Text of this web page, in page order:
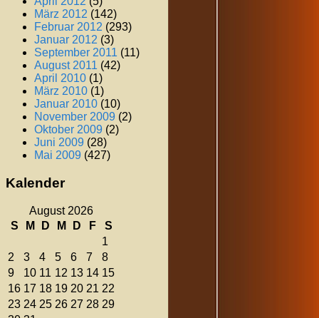
März 2012 (142)
Februar 2012 (293)
Januar 2012 (3)
September 2011 (11)
August 2011 (42)
April 2010 (1)
März 2010 (1)
Januar 2010 (10)
November 2009 (2)
Oktober 2009 (2)
Juni 2009 (28)
Mai 2009 (427)
Kalender
August 2026
S
M D M D F
S
1
2
3 4 5 6 7
8
9
10 11 12 13 14 15
16 17 18 19 20 21 22
23 24 25 26 27 28 29